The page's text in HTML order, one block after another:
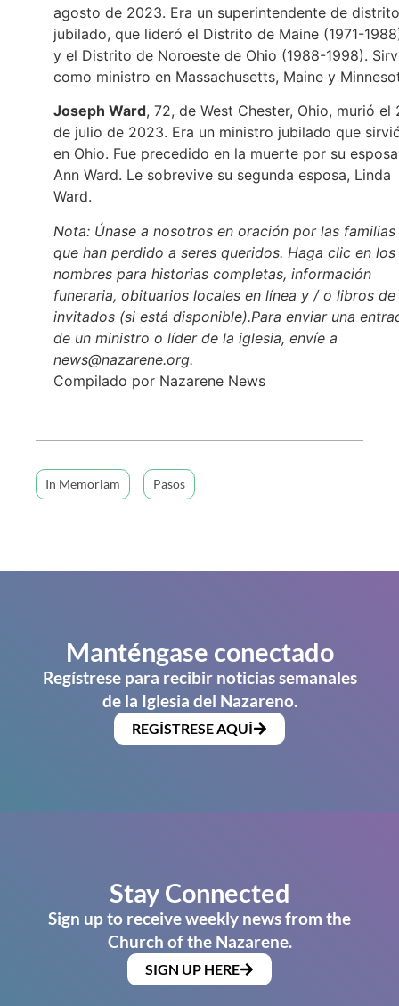
agosto de 2023. Era un superintendente de distrito
jubilado, que lideró el Distrito de Maine (1971-
y el Distrito de Noroeste de Ohio (1988-1998).
como ministro en Massachusetts, Maine y
Joseph Ward, 72, de West Chester, Ohio, murió el
de julio de 2023. Era un ministro jubilado que
en Ohio. Fue precedido en la muerte por su
Ann Ward. Le sobrevive su segunda esposa, Linda
Ward.
Nota: Únase a nosotros en oración por las familias
que han perdido a seres queridos. Haga clic en los
nombres para historias completas, información
funeraria, obituarios locales en línea y / o libros de
invitados (si está disponible).Para enviar una
de un ministro o líder de la iglesia, envíe a
news@nazarene.org.
Compilado por Nazarene News
In Memoriam Pasos
Manténgase conectado
Regístrese para recibir noticias semanales
de la Iglesia del Nazareno.
REGÍSTRESE AQUÍ
Stay Connected
Sign up to receive weekly news from the
Church of the Nazarene.
SIGN UP HERE